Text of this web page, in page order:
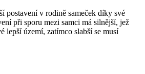
postavení v rodině sameček díky své
při sporu mezi samci má silnější, jež
lepší území, zatímco slabší se musí